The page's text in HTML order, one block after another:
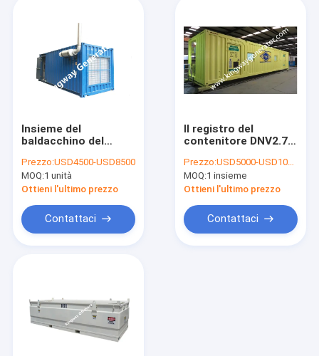
Calore e potere di cogenerazione
Marine Diesel Generator
Pompa acqua motore diesel
Gruppo di continuità di UPS
Insieme del
baldacchino del
Doosan Volvo Deutz
Silent
Prezzo:USD4500-USD8500
MOQ:1 unità
Ottieni l'ultimo prezzo
Contattaci
Il registro del
contenitore DNV2.7-
di LIoyd offshore di
norme certificato
Prezzo:USD5000-USD10000/set
MOQ:1 insieme
Ottieni l'ultimo prezzo
Contattaci